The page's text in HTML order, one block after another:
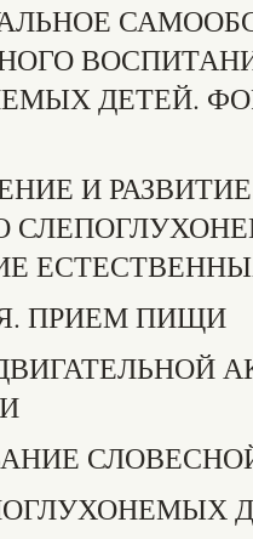
ДЕТЕЙ.
И
ПРИЕМ ПИЩИ